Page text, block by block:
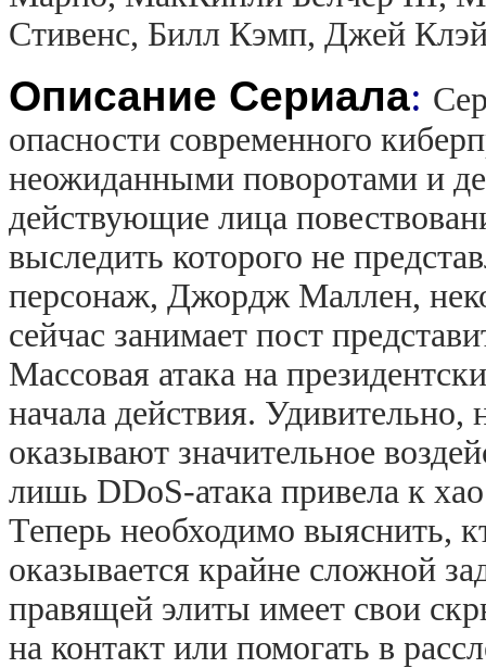
Стивенс, Билл Кэмп, Джей
Описание Сериала:
опасности современного
неожиданными поворотами и
действующие лица
выследить которого не
персонаж, Джордж Маллен,
сейчас занимает пост
Массовая атака на
начала действия. Удивительно,
оказывают значительное
лишь DDoS-атака привела к
Теперь необходимо выяснить,
оказывается крайне сложной
правящей элиты имеет свои
на контакт или помогать в